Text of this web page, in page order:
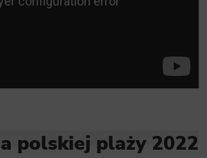
polskiej plaży 2022